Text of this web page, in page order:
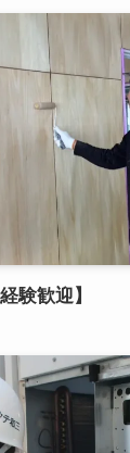
験歓迎】